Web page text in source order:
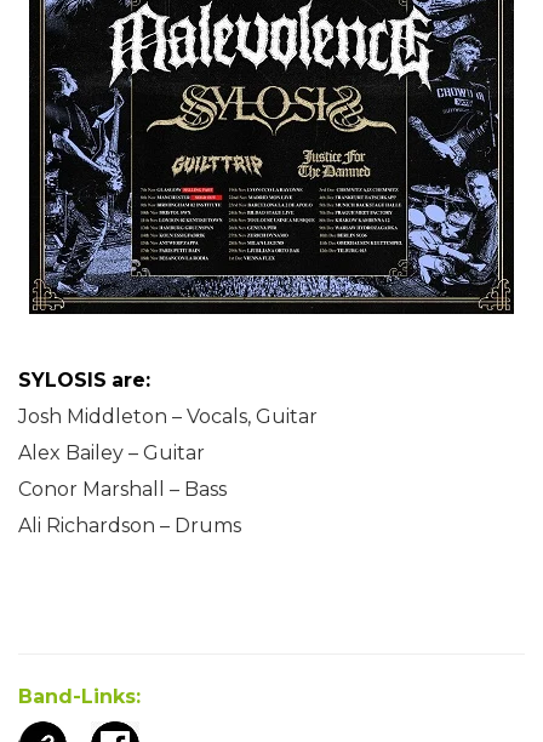
SYLOSIS are:
Josh Middleton – Vocals, Guitar
Alex Bailey – Guitar
Conor Marshall – Bass
Ali Richardson – Drums
Band-Links: